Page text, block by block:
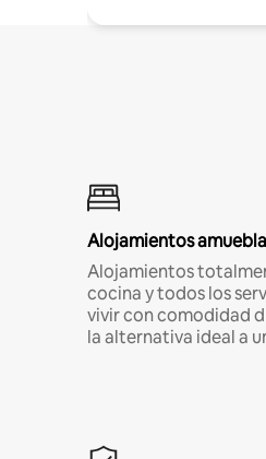
Alojamientos
Alojamientos
cocina y todos los
vivir con comodidad
la alternativa ideal a